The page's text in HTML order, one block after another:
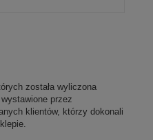
została wyliczona
przez
klientów, którzy dokonali